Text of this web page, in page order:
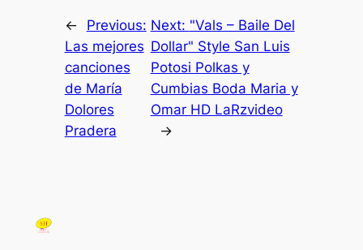
←
Previous:
Las mejores
canciones
de María
Dolores
Pradera
Next: "Vals – Baile Del
Dollar" Style San Luis
Potosi Polkas y
Cumbias Boda Maria y
Omar HD LaRzvideo
→